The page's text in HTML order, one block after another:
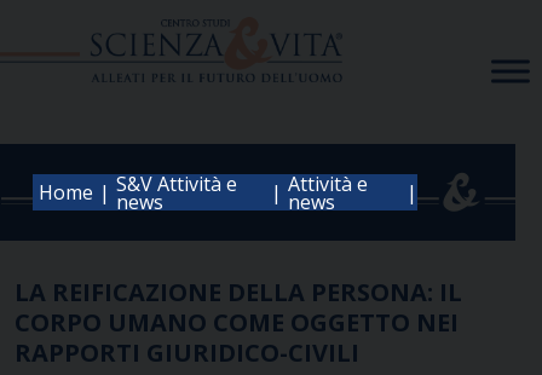
Home | S&V Attività e
news | Attività e
news |
LA REIFICAZIONE DELLA PERSONA: IL
CORPO UMANO COME OGGETTO NEI
RAPPORTI GIURIDICO-CIVILI